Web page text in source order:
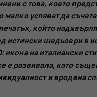
с това, което
успяват да
който
истински шедьоври в
икона на италиански
е развивала, като
и вродена